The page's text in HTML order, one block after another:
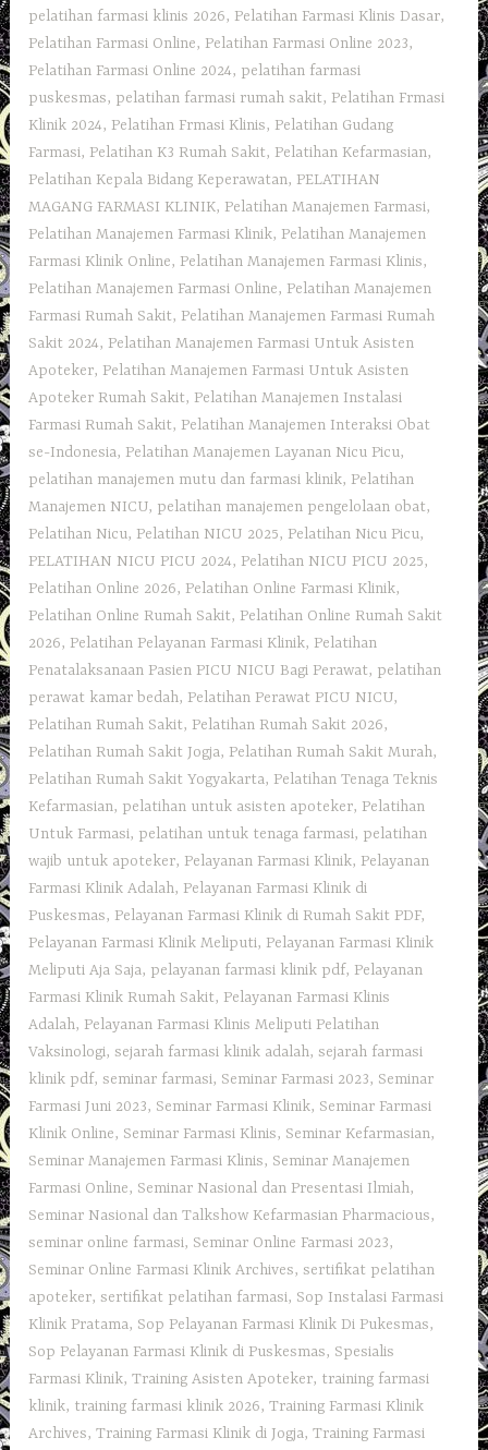
pelatihan farmasi klinis 2026, Pelatihan Farmasi Klinis Dasar,
Pelatihan Farmasi Online, Pelatihan Farmasi Online 2023,
Pelatihan Farmasi Online 2024, pelatihan farmasi
puskesmas, pelatihan farmasi rumah sakit, Pelatihan Frmasi
Klinik 2024, Pelatihan Frmasi Klinis, Pelatihan Gudang
Farmasi, Pelatihan K3 Rumah Sakit, Pelatihan Kefarmasian,
Pelatihan Kepala Bidang Keperawatan, PELATIHAN
MAGANG FARMASI KLINIK, Pelatihan Manajemen Farmasi,
Pelatihan Manajemen Farmasi Klinik, Pelatihan Manajemen
Farmasi Klinik Online, Pelatihan Manajemen Farmasi Klinis,
Pelatihan Manajemen Farmasi Online, Pelatihan Manajemen
Farmasi Rumah Sakit, Pelatihan Manajemen Farmasi Rumah
Sakit 2024, Pelatihan Manajemen Farmasi Untuk Asisten
Apoteker, Pelatihan Manajemen Farmasi Untuk Asisten
Apoteker Rumah Sakit, Pelatihan Manajemen Instalasi
Farmasi Rumah Sakit, Pelatihan Manajemen Interaksi Obat
se-Indonesia, Pelatihan Manajemen Layanan Nicu Picu,
pelatihan manajemen mutu dan farmasi klinik, Pelatihan
Manajemen NICU, pelatihan manajemen pengelolaan obat,
Pelatihan Nicu, Pelatihan NICU 2025, Pelatihan Nicu Picu,
PELATIHAN NICU PICU 2024, Pelatihan NICU PICU 2025,
Pelatihan Online 2026, Pelatihan Online Farmasi Klinik,
Pelatihan Online Rumah Sakit, Pelatihan Online Rumah Sakit
2026, Pelatihan Pelayanan Farmasi Klinik, Pelatihan
Penatalaksanaan Pasien PICU NICU Bagi Perawat, pelatihan
perawat kamar bedah, Pelatihan Perawat PICU NICU,
Pelatihan Rumah Sakit‎, Pelatihan Rumah Sakit 2026,
Pelatihan Rumah Sakit Jogja, Pelatihan Rumah Sakit Murah,
Pelatihan Rumah Sakit Yogyakarta, Pelatihan Tenaga Teknis
Kefarmasian, pelatihan untuk asisten apoteker, Pelatihan
Untuk Farmasi, pelatihan untuk tenaga farmasi, pelatihan
wajib untuk apoteker, Pelayanan Farmasi Klinik, Pelayanan
Farmasi Klinik Adalah, Pelayanan Farmasi Klinik di
Puskesmas, Pelayanan Farmasi Klinik di Rumah Sakit PDF,
Pelayanan Farmasi Klinik Meliputi, Pelayanan Farmasi Klinik
Meliputi Aja Saja, pelayanan farmasi klinik pdf, Pelayanan
Farmasi Klinik Rumah Sakit, Pelayanan Farmasi Klinis
Adalah, Pelayanan Farmasi Klinis Meliputi Pelatihan
Vaksinologi,sejarah farmasi klinik adalah,sejarah farmasi
klinik pdf,seminar farmasi, Seminar Farmasi 2023, Seminar
Farmasi Juni 2023, Seminar Farmasi Klinik, Seminar Farmasi
Klinik Online, Seminar Farmasi Klinis, Seminar Kefarmasian,
Seminar Manajemen Farmasi Klinis, Seminar Manajemen
Farmasi Online, Seminar Nasional dan Presentasi Ilmiah,
Seminar Nasional dan Talkshow Kefarmasian Pharmacious,
seminar online farmasi, Seminar Online Farmasi 2023,
Seminar Online Farmasi Klinik Archives,sertifikat pelatihan
apoteker,sertifikat pelatihan farmasi, Sop Instalasi Farmasi
Klinik Pratama, Sop Pelayanan Farmasi Klinik Di Pukesmas,
Sop Pelayanan Farmasi Klinik di Puskesmas, Spesialis
Farmasi Klinik,Training Asisten Apoteker, training farmasi
klinik, training farmasi klinik 2026,Training Farmasi Klinik
Archives,Training Farmasi Klinik di Jogja,Training Farmasi